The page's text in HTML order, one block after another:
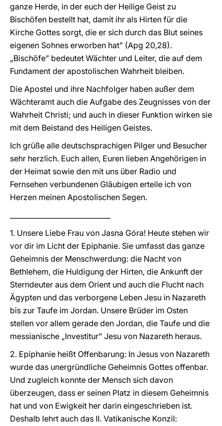
ganze Herde, in der euch der Heilige Geist zu
Bischöfen bestellt hat, damit ihr als Hirten für die
Kirche Gottes sorgt, die er sich durch das Blut seines
eigenen Sohnes erworben hat” (Apg 20,28).
„Bischöfe” bedeutet Wächter und Leiter, die auf dem
Fundament der apostolischen Wahrheit bleiben.
Die Apostel und ihre Nachfolger haben außer dem
Wächteramt auch die Aufgabe des Zeugnisses von der
Wahrheit Christi; und auch in dieser Funktion wirken sie
mit dem Beistand des Heiligen Geistes.
Ich grüße alle deutschsprachigen Pilger und Besucher
sehr herzlich. Euch allen, Euren lieben Angehörigen in
der Heimat sowie den mit uns über Radio und
Fernsehen verbundenen Gläubigen erteile ich von
Herzen meinen Apostolischen Segen.
1. Unsere Liebe Frau von Jasna Góra! Heute stehen wir
vor dir im Licht der Epiphanie. Sie umfasst das ganze
Geheimnis der Menschwerdung: die Nacht von
Bethlehem, die Huldigung der Hirten, die Ankunft der
Sterndeuter aus dem Orient und auch die Flucht nach
Ägypten und das verborgene Leben Jesu in Nazareth
bis zur Taufe im Jordan. Unsere Brüder im Osten
stellen vor allem gerade den Jordan, die Taufe und die
messianische „Investitur” Jesu von Nazareth heraus.
2. Epiphanie heißt Offenbarung: In Jesus von Nazareth
wurde das unergründliche Geheimnis Gottes offenbar.
Und zugleich konnte der Mensch sich davon
überzeugen, dass er seinen Platz in diesem Geheimnis
hat und von Ewigkeit her darin eingeschrieben ist.
Deshalb lehrt auch das II. Vatikanische Konzil: